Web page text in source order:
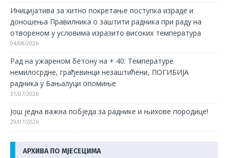
Иницијатива за хитно покретање поступка израде и
доношења Правилника о заштити радника при раду на
отвореном у условима изразито високих температура
04/08/2026
Рад на ужареном бетону на + 40: Температуре
немилосрдне, грађевинци незаштићени, ПОГИБИЈА
радника у Бањалуци опомиње
31/07/2026
Још једна важна побједа за раднике и њихове породице!
29/07/2026
АРХИВА ПО МЈЕСЕЦИМА